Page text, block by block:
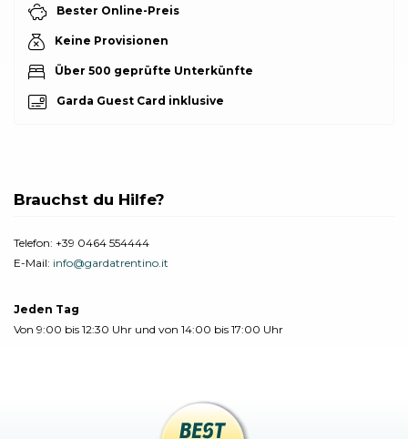
Bester Online-Preis
Keine Provisionen
Über 500 geprüfte Unterkünfte
Garda Guest Card inklusive
Brauchst du Hilfe?
Telefon: +39 0464 554444
E-Mail: info@gardatrentino.it
Jeden Tag
Von 9:00 bis 12:30 Uhr und von 14:00 bis 17:00 Uhr